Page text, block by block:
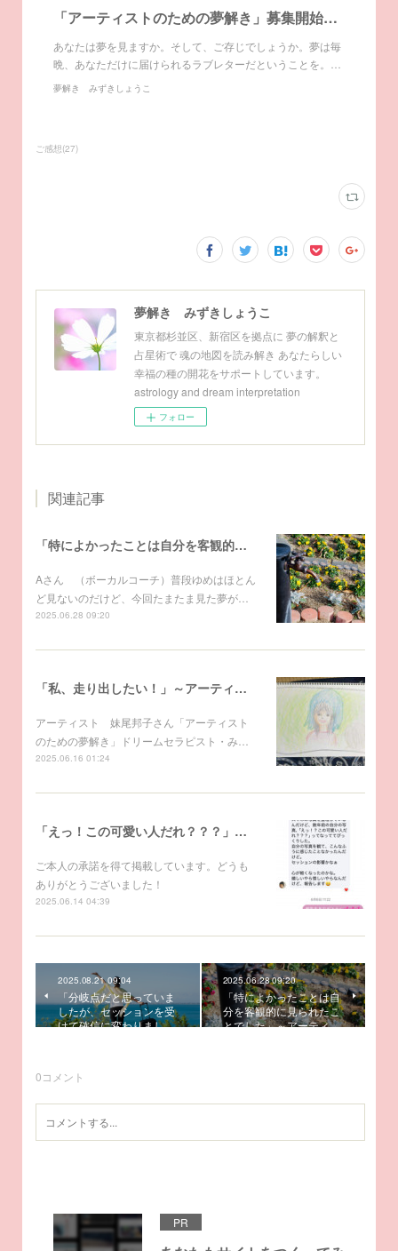
「アーティストのための夢解き」募集開始します。
あなたは夢を見ますか。そして、ご存じでしょうか。夢は毎
晩、あなただけに届けられるラブレターだということを。…
夢解き みずきしょうこ
ご感想(27)
夢解き みずきしょうこ
東京都杉並区、新宿区を拠点に 夢の解釈と
占星術で 魂の地図を読み解き あなたらしい
幸福の種の開花をサポートしています。
astrology and dream interpretation
フォロー
関連記事
「特によかったことは自分を客観的に見られたことでした」～アーティストのための夢解き
Aさん （ボーカルコーチ）普段ゆめはほとん
ど見ないのだけど、今回たまたま見た夢が…
2025.06.28 09:20
「私、走り出したい！」～アーティストのための夢解き
アーティスト 妹尾邦子さん「アーティスト
のための夢解き」ドリームセラピスト・み…
2025.06.16 01:24
「えっ！この可愛い人だれ？？？」～アーティストのための夢解き
ご本人の承諾を得て掲載しています。どうも
ありがとうございました！
2025.06.14 04:39
2025.08.21 09:04
「分岐点だと思っていま
したが、セッションを受
けて確信に変わりまし…
2025.06.28 09:20
「特によかったことは自
分を客観的に見られたこ
とでした」～アーティ…
0コメント
PR